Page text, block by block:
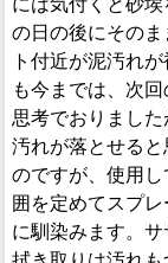
には気付くと砂
の日の後にその
ト付近が泥汚れ
も今までは、次
思考でおりまし
汚れが落とせる
のですが、使用
囲を定めてスプ
に馴染みます。サ